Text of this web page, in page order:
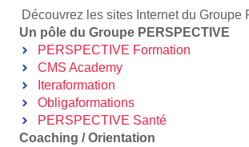
Découvrez les sites Internet du Groupe
Un pôle du Groupe PERSPECTIVE
PERSPECTIVE Formation
CMS Academy
Iteraformation
Obligaformations
PERSPECTIVE Santé
Coaching / Orientation